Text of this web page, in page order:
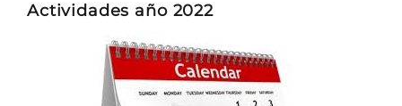
Actividades año 2022